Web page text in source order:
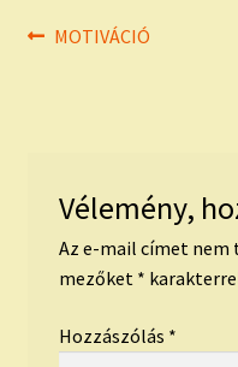
Bejegyzés
Previous
MOTIVÁCIÓ
Vélemény,
Az e-mail címet nem
mezőket *
Hozzászólás *